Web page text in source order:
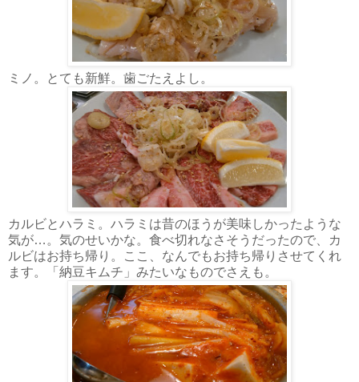
ミノ。とても新鮮。歯ごたえよし。
カルビとハラミ。ハラミは昔のほうが美味しかったような
気が…。気のせいかな。食べ切れなさそうだったので、カ
ルビはお持ち帰り。ここ、なんでもお持ち帰りさせてくれ
ます。「納豆キムチ」みたいなものでさえも。